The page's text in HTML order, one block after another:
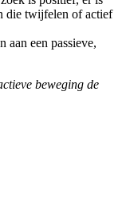
die twijfelen of actief
aan een passieve,
beweging de